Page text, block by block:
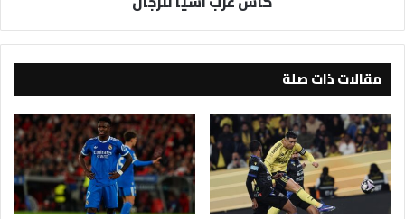
مقالات ذات صلة